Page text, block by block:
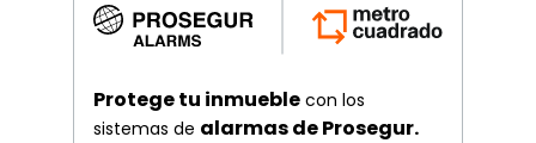
Protege tu inmueble con los
sistemas de alarmas de Prosegur.